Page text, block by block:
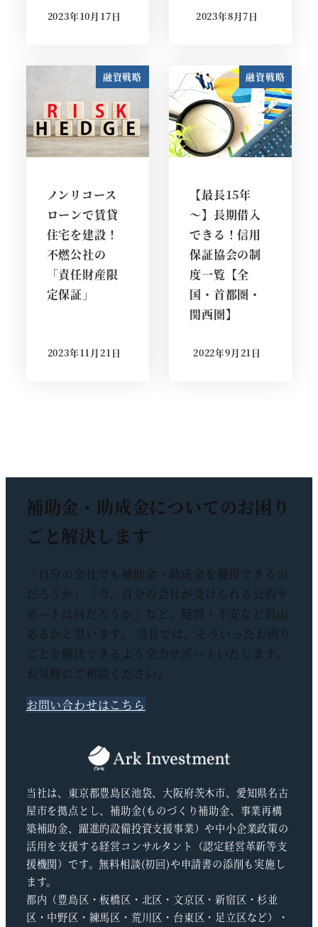
投稿日
2023年10月17日
投稿日
2023年8月7日
融資戦略
ノンリコース
ローンで賃貸
住宅を建設！
不燃公社の
「責任財産限
定保証」
投稿日
2023年11月21日
融資戦略
【最長15年
～】長期借入
できる！信用
保証協会の制
度一覧【全
国・首都圏・
関西圏】
投稿日
2022年9月21日
補助金・助成金についてのお困り
ごと解決します
「自分の会社でも補助金・助成金を獲得できるの
だろうか」「今、自分の会社が受けられる公的サ
ポートは何だろうか」など、疑問・不安など沢山
あるかと思います。 当社では、そういったお困り
ごとを解決できるよう全力サポートいたします。
お気軽にご相談ください。
お問い合わせはこちら
当社は、東京都豊島区池袋、大阪府茨木市、愛知県名古
屋市を拠点とし、補助金(ものづくり補助金、事業再構
築補助金、躍進的設備投資支援事業）や中小企業政策の
活用を支援する経営コンサルタント（認定経営革新等支
援機関）です。無料相談(初回)や申請書の添削も実施し
ます。
都内（豊島区・板橋区・北区・文京区・新宿区・杉並
区・中野区・練馬区・荒川区・台東区・足立区など）・